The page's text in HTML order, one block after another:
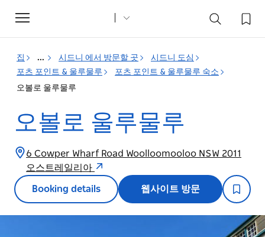
Toggle
navigation
집 ... 시드니 에서 방문할 곳
시드니 도심
포츠 포인트 & 울루물루
포츠 포인트 & 울루물루 숙소
오볼로 울루물루
오볼로 울루물루
6 Cowper Wharf Road Woolloomooloo NSW 2011
오스트레일리아
Booking details 웹사이트 방문